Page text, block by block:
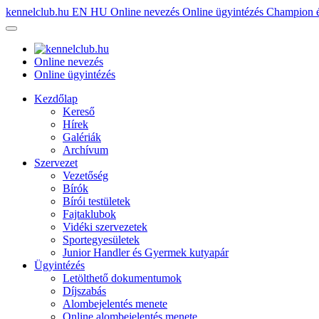
kennelclub.hu EN HU Online nevezés Online ügyintézés Champion
Online nevezés
Online ügyintézés
Kezdőlap
Kereső
Hírek
Galériák
Archívum
Szervezet
Vezetőség
Bírók
Bírói testületek
Fajtaklubok
Vidéki szervezetek
Sportegyesületek
Junior Handler és Gyermek kutyapár
Ügyintézés
Letölthető dokumentumok
Díjszabás
Alombejelentés menete
Online alombejelentés menete